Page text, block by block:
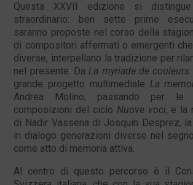
Questa XXVII edizione si
straordinario: ben sette prime
saranno proposte nel corso della
di compositori affermati o emergenti
diverse, interpellano la tradizione per
nel presente. Da La myriade de couleurs
grande progetto multimediale La
Andrea Molino, passando per le
composizioni del ciclo Nuove voci, e la
di Nadir Vassena di Josquin Desprez,
in dialogo generazioni diverse nel
come atto di memoria attiva.
Al centro di questo percorso è il